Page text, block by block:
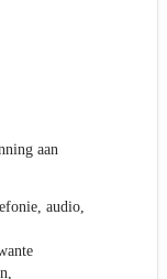
aan
audio,